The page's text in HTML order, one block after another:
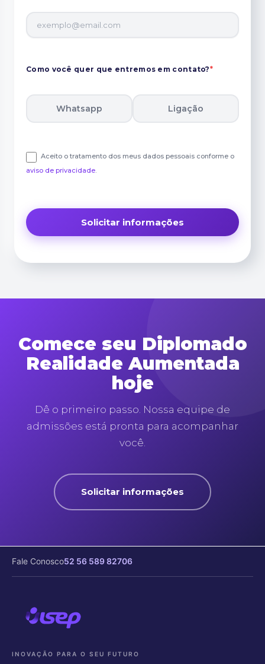
Como você quer que entremos em contato?*
Whatsapp Ligação
Aceito o tratamento dos meus dados pessoais conforme o
aviso de privacidade.
Comece seu Diplomado
Realidade Aumentada
hoje
Dê o primeiro passo. Nossa equipe de
admissões está pronta para acompanhar
você.
Solicitar informações
Fale Conosco52 56 589 82706
INOVAÇÃO PARA O SEU FUTURO